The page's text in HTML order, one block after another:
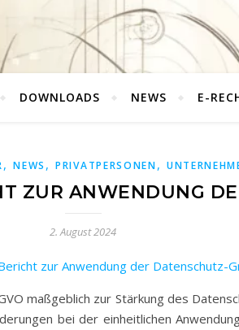
DOWNLOADS NEWS E-
,NEWS , PRIVATPERSONEN,
ZUR ANWENDUNG
2. August 2024
zur Anwendung der Datenschutz-
maßgeblich zur Stärkung des
bei der einheitlichen